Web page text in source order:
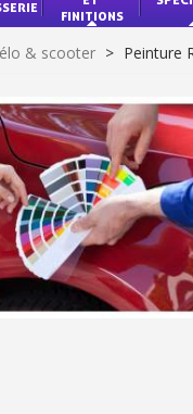
FINITIONS
& scooter > Peinture